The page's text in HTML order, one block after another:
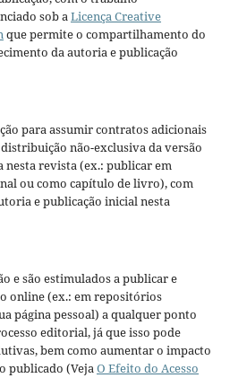
sob aLicença Creative
que permite o compartilhamento do
da autoria e publicação
para assumir contratos adicionais
não-exclusiva da versão
nesta revista (ex.: publicar em
ou como capítulo de livro), com
e publicação inicial nesta
e são estimulados a publicar e
online (ex.: em repositórios
página pessoal) a qualquer ponto
editorial, já que isso pode
bem como aumentar o impacto
publicado (VejaO Efeito do Acesso